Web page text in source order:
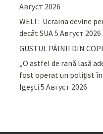
Август 2026
WELT: Ucraina devine
decât SUA5 Август 2026
GUSTUL PÂINII DIN
„O astfel de rană lasă
fost operat un polițist în
Igești 5 Август 2026